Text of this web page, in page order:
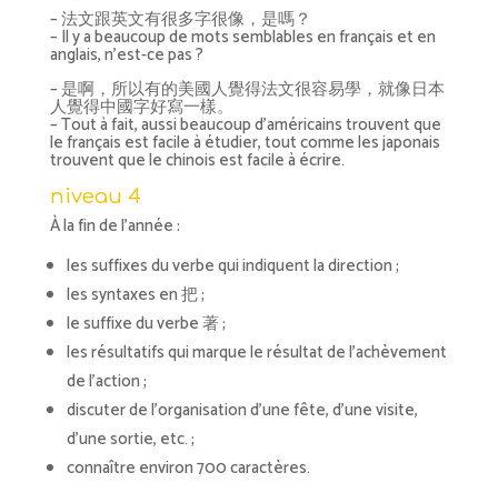
– 法文跟英文有很多字很像，是嗎？
– Il y a beaucoup de mots semblables en français et en
anglais, n’est-ce pas ?
– 是啊，所以有的美國人覺得法文很容易學，就像日本
人覺得中國字好寫一樣。
– Tout à fait, aussi beaucoup d’américains trouvent que
le français est facile à étudier, tout comme les japonais
trouvent que le chinois est facile à écrire.
niveau 4
À la fin de l’année :
les suffixes du verbe qui indiquent la direction ;
les syntaxes en 把 ;
le suffixe du verbe 著 ;
les résultatifs qui marque le résultat de l’achèvement
de l’action ;
discuter de l’organisation d’une fête, d’une visite,
d’une sortie, etc. ;
connaître environ 700 caractères.